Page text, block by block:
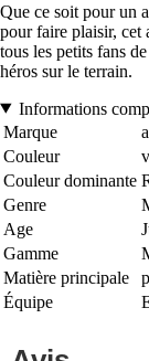
Que ce soit pour un
pour faire plaisir, cet
tous les petits fans
héros sur le terrain.
Informations
Marque
Couleur
Couleur dominante
Genre
Age
Gamme
Matière principale
Équipe